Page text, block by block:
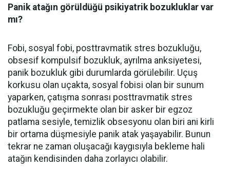
Panik atağın görüldüğü psikiyatrik bozukluklar var
mı?
Fobi, sosyal fobi, posttravmatik stres bozukluğu,
obsesif kompulsif bozukluk, ayrılma anksiyetesi,
panik bozukluk gibi durumlarda görülebilir. Uçuş
korkusu olan uçakta, sosyal fobisi olan bir sunum
yaparken, çatışma sonrası posttravmatik stres
bozukluğu geçirmekte olan bir asker bir egzoz
patlama sesiyle, temizlik obsesyonu olan biri ani kirli
bir ortama düşmesiyle panik atak yaşayabilir. Bunun
tekrar ne zaman oluşacağı kaygısıyla bekleme hali
atağın kendisinden daha zorlayıcı olabilir.